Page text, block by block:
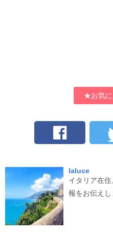
★お気に
laluce
イタリア在
報をお伝えし